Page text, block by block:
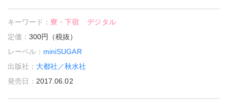
キーワード：寮・下宿
デジタル
定価：300円（税抜）
レーベル： miniSUGAR
出版社： 大都社／秋水社
発売日： 2017.06.02